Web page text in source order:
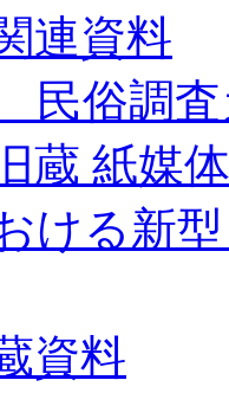
連資料
俗調査
蔵 紙媒
ける新
資料